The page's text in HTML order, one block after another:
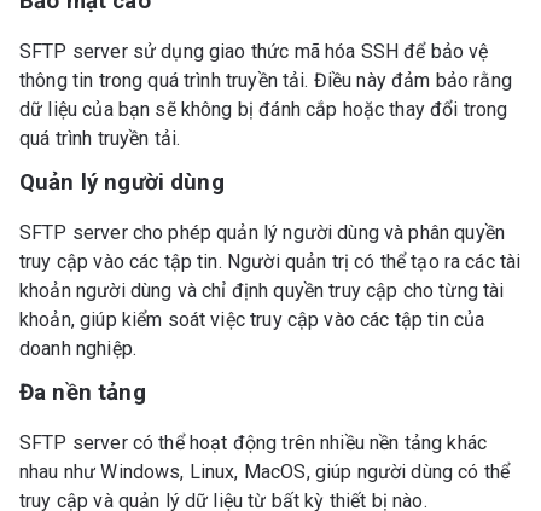
SFTP server sử dụng giao thức mã hóa SSH để bảo vệ
thông tin trong quá trình truyền tải. Điều này đảm bảo rằng
dữ liệu của bạn sẽ không bị đánh cắp hoặc thay đổi trong
quá trình truyền tải.
Quản lý người dùng
SFTP server cho phép quản lý người dùng và phân quyền
truy cập vào các tập tin. Người quản trị có thể tạo ra các tài
khoản người dùng và chỉ định quyền truy cập cho từng tài
khoản, giúp kiểm soát việc truy cập vào các tập tin của
doanh nghiệp.
Đa nền tảng
SFTP server có thể hoạt động trên nhiều nền tảng khác
nhau như Windows, Linux, MacOS, giúp người dùng có thể
truy cập và quản lý dữ liệu từ bất kỳ thiết bị nào.